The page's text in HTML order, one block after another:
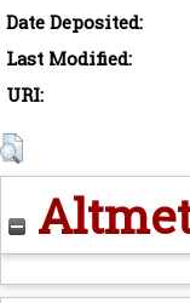
Date Deposited:
Last Modified:
URI: